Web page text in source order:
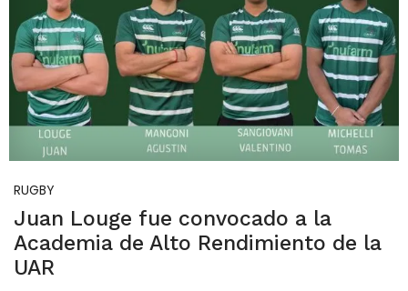
RUGBY
Juan Louge fue convocado a la
Academia de Alto Rendimiento de la
UAR